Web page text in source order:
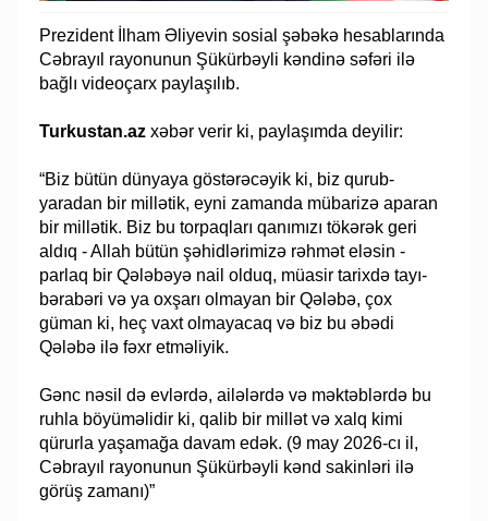
Prezident İlham Əliyevin sosial şəbəkə hesablarında
Cəbrayıl rayonunun Şükürbəyli kəndinə səfəri ilə
bağlı videoçarx paylaşılıb.
Turkustan.azxəbər verir ki, paylaşımda deyilir:
“Biz bütün dünyaya göstərəcəyik ki, biz qurub-
yaradan bir millətik, eyni zamanda mübarizə aparan
bir millətik. Biz bu torpaqları qanımızı tökərək geri
aldıq - Allah bütün şəhidlərimizə rəhmət eləsin -
parlaq bir Qələbəyə nail olduq, müasir tarixdə tayı-
bərabəri və ya oxşarı olmayan bir Qələbə, çox
güman ki, heç vaxt olmayacaq və biz bu əbədi
Qələbə ilə fəxr etməliyik.
Gənc nəsil də evlərdə, ailələrdə və məktəblərdə bu
ruhla böyüməlidir ki, qalib bir millət və xalq kimi
qürurla yaşamağa davam edək. (9 may 2026-cı il,
Cəbrayıl rayonunun Şükürbəyli kənd sakinləri ilə
görüş zamanı)”